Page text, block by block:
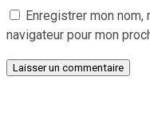
Enregistrer mon
navigateur pour mon